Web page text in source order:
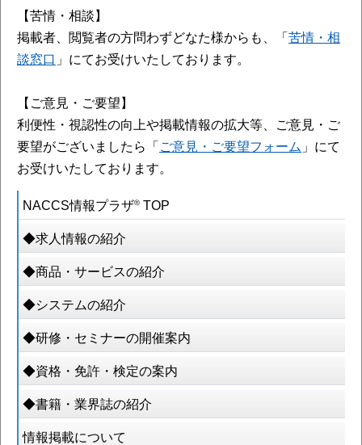
NACCS情報プラザ® TOP
◆求人情報の紹介
◆商品・サービスの紹介
◆システムの紹介
◆研修・セミナーの開催案内
◆資格・免許・検定の案内
◆書籍・業界誌の紹介
情報掲載について
【苦情・相談】
掲載者、閲覧者の方問わずどなた様からも、「苦情・相
談窓口 」にてお受けいたしております。
【ご意見・ご要望】
利便性・視認性の向上や掲載情報の拡大等、ご意見・ご
要望がございましたら「ご意見・ご要望フォーム 」にて
お受けいたしております。